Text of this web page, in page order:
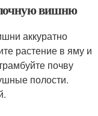
вишню
аккуратно
растение в яму и
почву
полости.